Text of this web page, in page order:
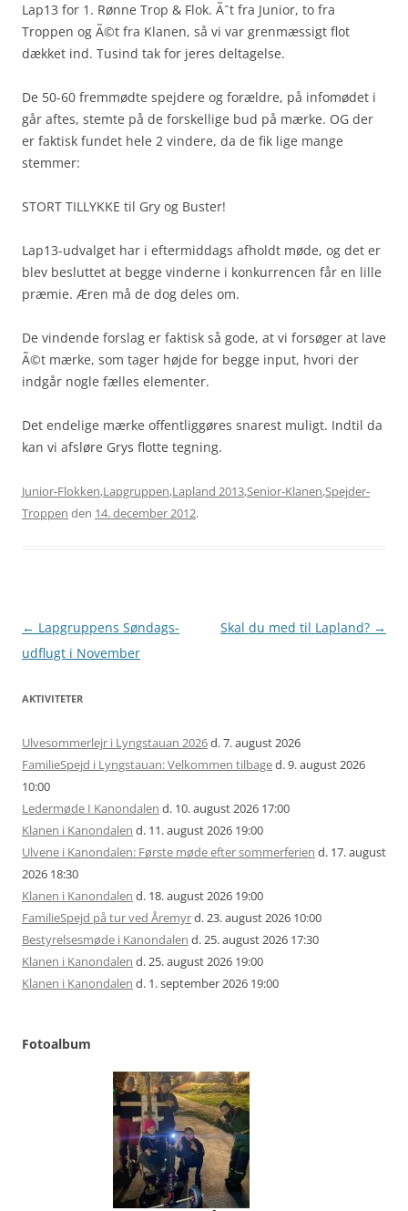
Lap13 for 1. Rønne Trop & Flok. Ãˆt fra Junior, to fra
Troppen og Ã©t fra Klanen, så vi var grenmæssigt flot
dækket ind. Tusind tak for jeres deltagelse.
De 50-60 fremmødte spejdere og forældre, på infomødet i
går aftes, stemte på de forskellige bud på mærke. OG der
er faktisk fundet hele 2 vindere, da de fik lige mange
stemmer:
STORT TILLYKKE til Gry og Buster!
Lap13-udvalget har i eftermiddags afholdt møde, og det er
blev besluttet at begge vinderne i konkurrencen får en lille
præmie. Æren må de dog deles om.
De vindende forslag er faktisk så gode, at vi forsøger at lave
Ã©t mærke, som tager højde for begge input, hvori der
indgår nogle fælles elementer.
Det endelige mærke offentliggøres snarest muligt. Indtil da
kan vi afsløre Grys flotte tegning.
Junior-Flokken,Lapgruppen,Lapland 2013,Senior-Klanen,Spejder-
Troppen den 14. december 2012.
Artikel
navigation
← Lapgruppens Søndags-
udflugt i November
Skal du med til Lapland? →
AKTIVITETER
Ulvesommerlejr i Lyngstauan 2026d. 7. august 2026
FamilieSpejd i Lyngstauan: Velkommen tilbaged. 9. august 2026
10:00
Ledermøde I Kanondalen d. 10. august 2026 17:00
Klanen i Kanondalen d. 11. august 2026 19:00
Ulvene i Kanondalen: Første møde efter sommerferien d. 17. august
2026 18:30
Klanen i Kanondalen d. 18. august 2026 19:00
FamilieSpejd på tur ved Åremyrd. 23. august 2026 10:00
Bestyrelsesmøde i Kanondalen d. 25. august 2026 17:30
Klanen i Kanondalen d. 25. august 2026 19:00
Klanen i Kanondalen d. 1. september 2026 19:00
Fotoalbum